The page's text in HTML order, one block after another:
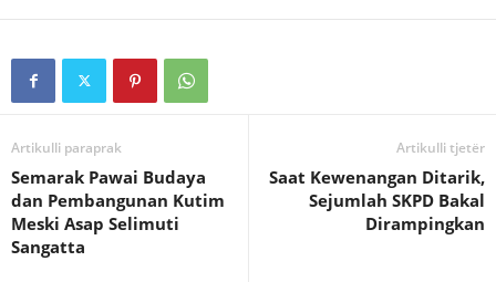
Artikulli paraprak
Semarak Pawai Budaya
dan Pembangunan Kutim
Meski Asap Selimuti
Sangatta
Artikulli tjetër
Saat Kewenangan Ditarik,
Sejumlah SKPD Bakal
Dirampingkan